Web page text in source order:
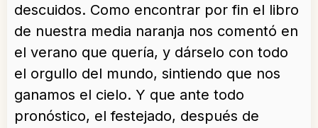
descuidos. Como encontrar por fin el libro
de nuestra media naranja nos comentó en
el verano que quería, y dárselo con todo
el orgullo del mundo, sintiendo que nos
ganamos el cielo. Y que ante todo
pronóstico, el festejado, después de